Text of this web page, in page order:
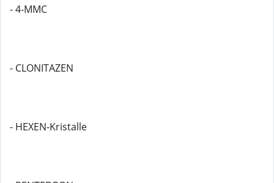
- 4-MMC
- CLONITAZEN
- HEXEN-Kristalle